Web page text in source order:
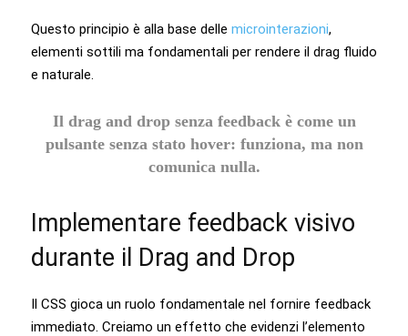
Questo principio è alla base delle microinterazioni,
elementi sottili ma fondamentali per rendere il drag fluido
e naturale.
Il drag and drop senza feedback è come un
pulsante senza stato hover: funziona, ma non
comunica nulla.
Implementare feedback visivo
durante il Drag and Drop
Il CSS gioca un ruolo fondamentale nel fornire feedback
immediato. Creiamo un effetto che evidenzi l’elemento